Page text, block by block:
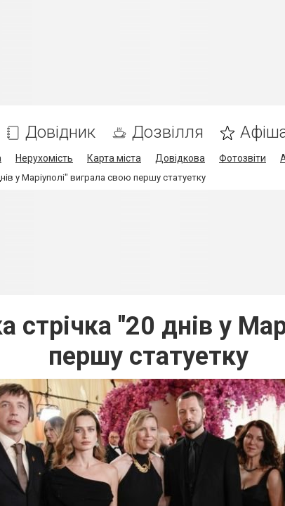
Довідник Дозвілля
Нерухомість Карта міста Довідкова Фотозвіти
у Маріуполі" виграла свою першу статуетку
стрічка "20 днів у
першу статуетку